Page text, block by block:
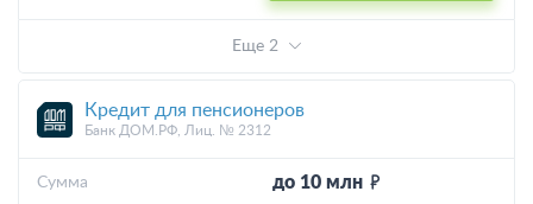
Еще 2
Кредит для пенсионеров
Банк ДОМ.РФ, Лиц. № 2312
до 10 млн
Cумма